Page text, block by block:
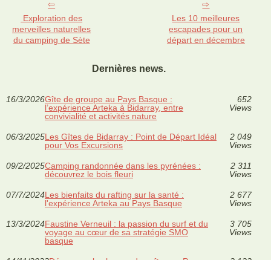
Exploration des
merveilles naturelles
du camping de Sète
Les 10 meilleures
escapades pour un
départ en décembre
Dernières news.
16/3/2026Gîte de groupe au Pays Basque :
l’expérience Arteka à Bidarray, entre
convivialité et activités nature
652
Views
06/3/2025Les Gîtes de Bidarray : Point de Départ Idéal
pour Vos Excursions
2 049
Views
09/2/2025Camping randonnée dans les pyrénées :
découvrez le bois fleuri
2 311
Views
07/7/2024Les bienfaits du rafting sur la santé :
l'expérience Arteka au Pays Basque
2 677
Views
13/3/2024Faustine Verneuil : la passion du surf et du
voyage au cœur de sa stratégie SMO
basque
3 705
Views